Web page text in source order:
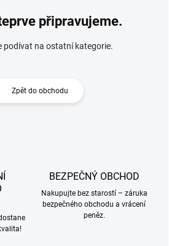
připravujeme.
podívat na ostatní kategorie.
Zpět do obchodu
BEZPEČNÝ OBCHOD
Nakupujte bez starostí – záruka
bezpečného obchodu a vrácení
peněz.